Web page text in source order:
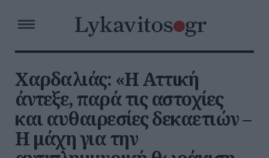
Χαρδαλιάς: «Η Αττική
άντεξε, παρά τις αστοχίες
και αυθαιρεσίες δεκαετιών –
H μάχη για την